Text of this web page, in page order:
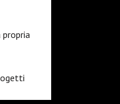
propria